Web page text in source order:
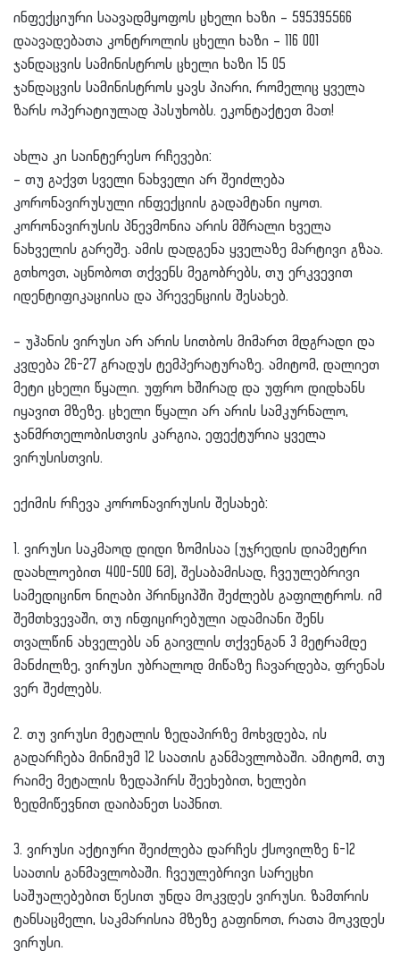
ინფექციური საავადმყოფოს ცხელი ხაზი – 595395566
დაავადებათა კონტროლის ცხელი ხაზი – 116 001
ჯანდაცვის სამინისტროს ცხელი ხაზი 15 05
ჯანდაცვის სამინისტროს ყავს პიარი, რომელიც ყველა
ზარს ოპერატიულად პასუხობს. ეკონტაქტეთ მათ!
ახლა კი საინტერესო რჩევები:
– თუ გაქვთ სველი ნახველი არ შეიძლება
კორონავირუსული ინფექციის გადამტანი იყოთ.
კორონავირუსის პნევმონია არის მშრალი ხველა
ნახველის გარეშე. ამის დადგენა ყველაზე მარტივი გზაა.
გთხოვთ, აცნობოთ თქვენს მეგობრებს, თუ ერკვევით
იდენტიფიკაციისა და პრევენციის შესახებ.
– უჰანის ვირუსი არ არის სითბოს მიმართ მდგრადი და
კვდება 26-27 გრადუს ტემპერატურაზე. ამიტომ, დალიეთ
მეტი ცხელი წყალი. უფრო ხშირად და უფრო დიდხანს
იყავით მზეზე. ცხელი წყალი არ არის სამკურნალო,
ჯანმრთელობისთვის კარგია, ეფექტურია ყველა
ვირუსისთვის.
ექიმის რჩევა კორონავირუსის შესახებ:
1. ვირუსი საკმაოდ დიდი ზომისაა (უჯრედის დიამეტრი
დაახლოებით 400-500 ნმ), შესაბამისად, ჩვეულებრივი
სამედიცინო ნიღაბი პრინციპში შეძლებს გაფილტროს. იმ
შემთხვევაში, თუ ინფიცირებული ადამიანი შენს
თვალწინ ახველებს ან გაივლის თქვენგან 3 მეტრამდე
მანძილზე, ვირუსი უბრალოდ მიწაზე ჩავარდება, ფრენას
ვერ შეძლებს.
2. თუ ვირუსი მეტალის ზედაპირზე მოხვდება, ის
გადარჩება მინიმუმ 12 საათის განმავლობაში. ამიტომ, თუ
რაიმე მეტალის ზედაპირს შეეხებით, ხელები
ზედმიწევნით დაიბანეთ საპნით.
3. ვირუსი აქტიური შეიძლება დარჩეს ქსოვილზე 6-12
საათის განმავლობაში. ჩვეულებრივი სარეცხი
საშუალებებით წესით უნდა მოკვდეს ვირუსი. ზამთრის
ტანსაცმელი, საკმარისია მზეზე გაფინოთ, რათა მოკვდეს
ვირუსი.